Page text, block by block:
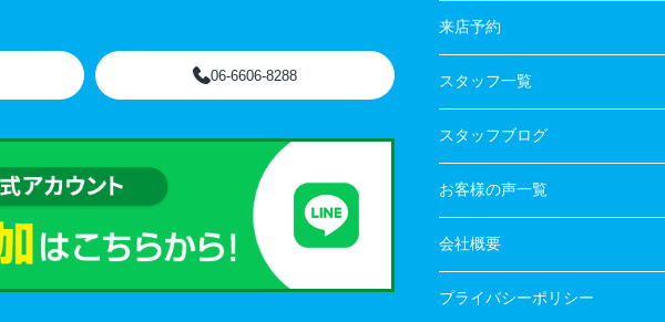
06-6606-8288
来店予約
スタッフ一覧
スタッフブログ
お客様の声一覧
会社概要
プライバシーポリシー